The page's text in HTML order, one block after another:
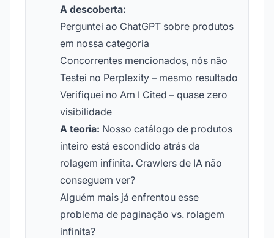
A descoberta:
Perguntei ao ChatGPT sobre produtos
em nossa categoria
Concorrentes mencionados, nós não
Testei no Perplexity – mesmo resultado
Verifiquei no Am I Cited – quase zero
visibilidade
A teoria: Nosso catálogo de produtos
inteiro está escondido atrás da
rolagem infinita. Crawlers de IA não
conseguem ver?
Alguém mais já enfrentou esse
problema de paginação vs. rolagem
infinita?